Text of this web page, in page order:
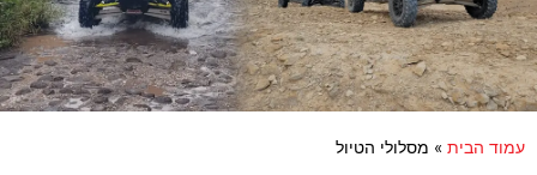
עמוד הבית » מסלולי הטיול